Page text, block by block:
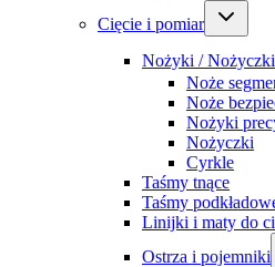
Cięcie i pomiar
Nożyki /
Noże
Noże
Nożyki
Nożyczki
Cyrkle
Taśmy tnące
Taśmy
Linijki i maty do
Ostrza i pojemniki